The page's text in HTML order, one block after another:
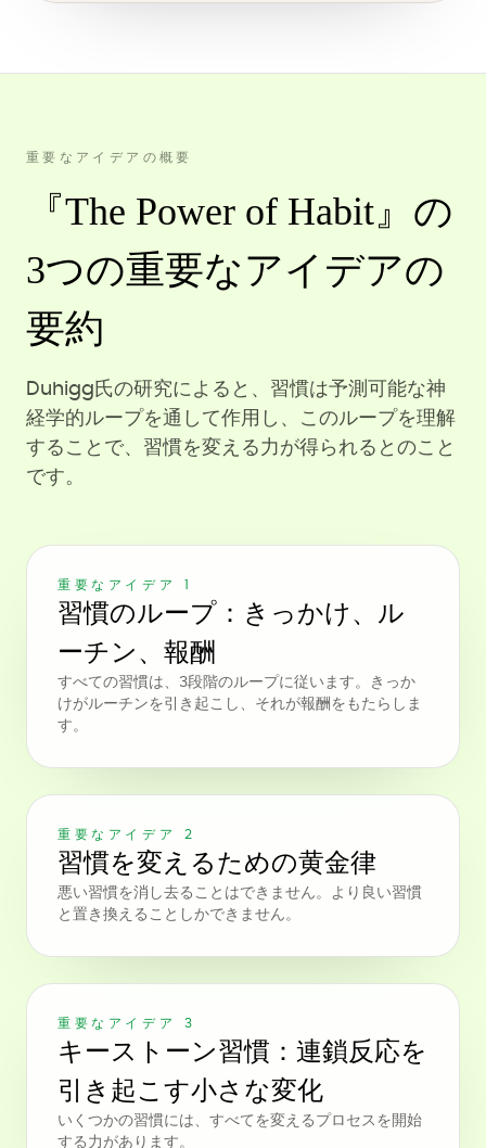
重要なアイデアの概要
『The Power of Habit』の
3つの重要なアイデアの
要約
Duhigg氏の研究によると、習慣は予測可能な神
経学的ループを通して作用し、このループを理解
することで、習慣を変える力が得られるとのこと
です。
重要なアイデア 1
習慣のループ：きっかけ、ル
ーチン、報酬
すべての習慣は、3段階のループに従います。きっか
けがルーチンを引き起こし、それが報酬をもたらしま
す。
重要なアイデア 2
習慣を変えるための黄金律
悪い習慣を消し去ることはできません。より良い習慣
と置き換えることしかできません。
重要なアイデア 3
キーストーン習慣：連鎖反応を
引き起こす小さな変化
いくつかの習慣には、すべてを変えるプロセスを開始
する力があります。